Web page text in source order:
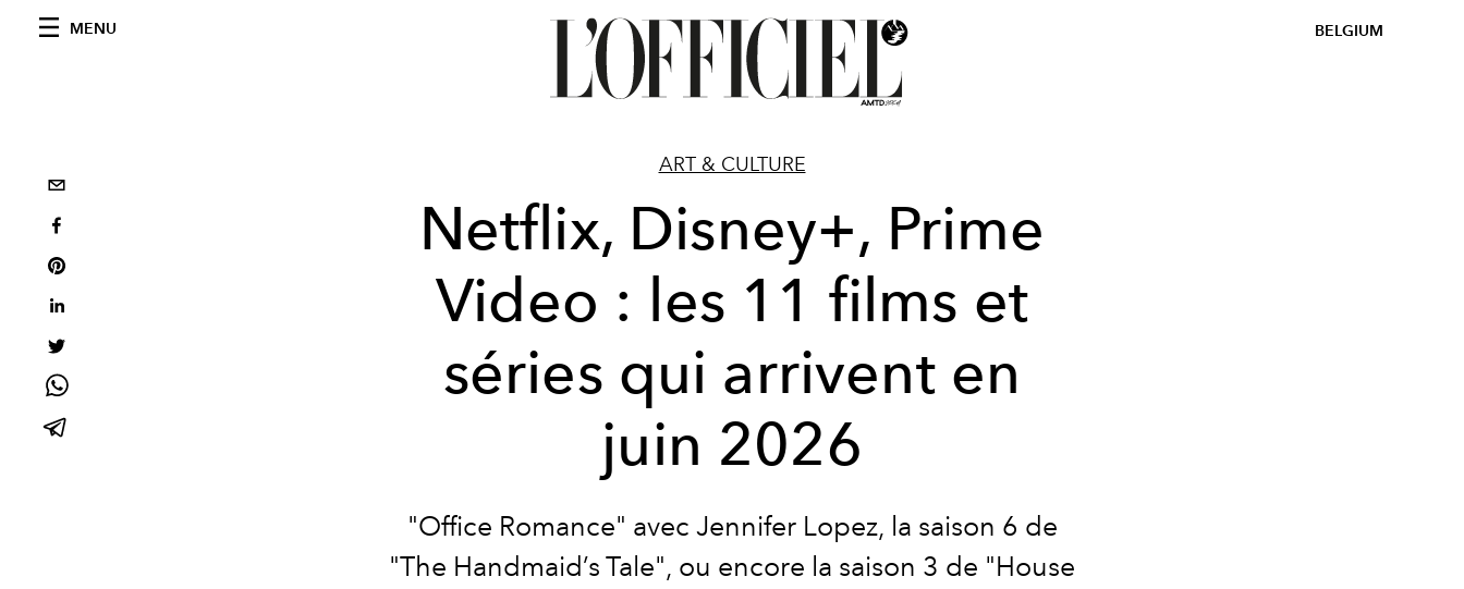
MENU BELGIUM
ART & CULTURE
Netflix, Disney+, Prime
Video : les 11 films et
séries qui arrivent en
juin 2026
"Office Romance" avec Jennifer Lopez, la saison 6 de
"The Handmaid’s Tale", ou encore la saison 3 de "House